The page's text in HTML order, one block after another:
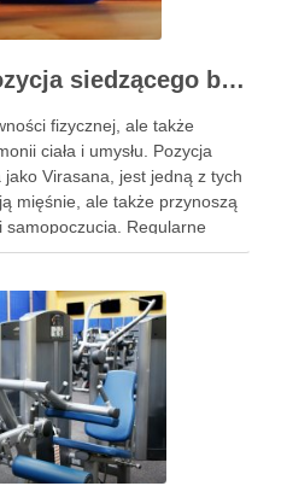
Joga Virasana – pozycja siedzącego bohatera i jej korzyści
fizycznej, ale także
ciała i umysłu. Pozycja
Virasana, jest jedną z tych
mięśnie, ale także przynoszą
Regularne
poprawić elastyczność